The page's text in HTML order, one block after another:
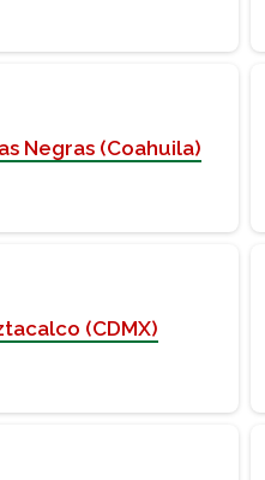
Negras (Coahuila)
(CDMX)